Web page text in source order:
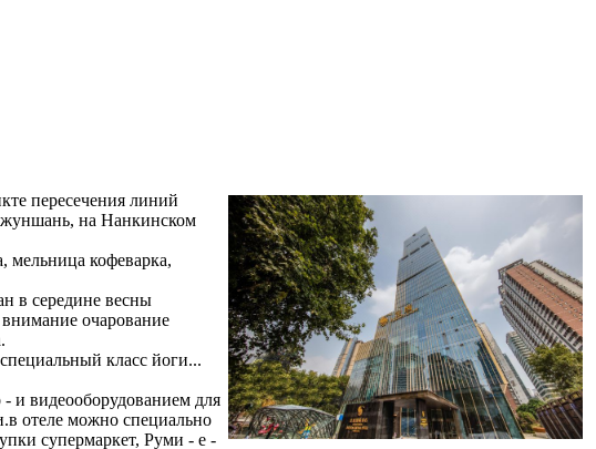
пересечения линий
на Нанкинском
кофеварка,
в середине весны
очарование
класс йоги...
и видеооборудованием для
отеле можно специально
супермаркет, Руми - е -